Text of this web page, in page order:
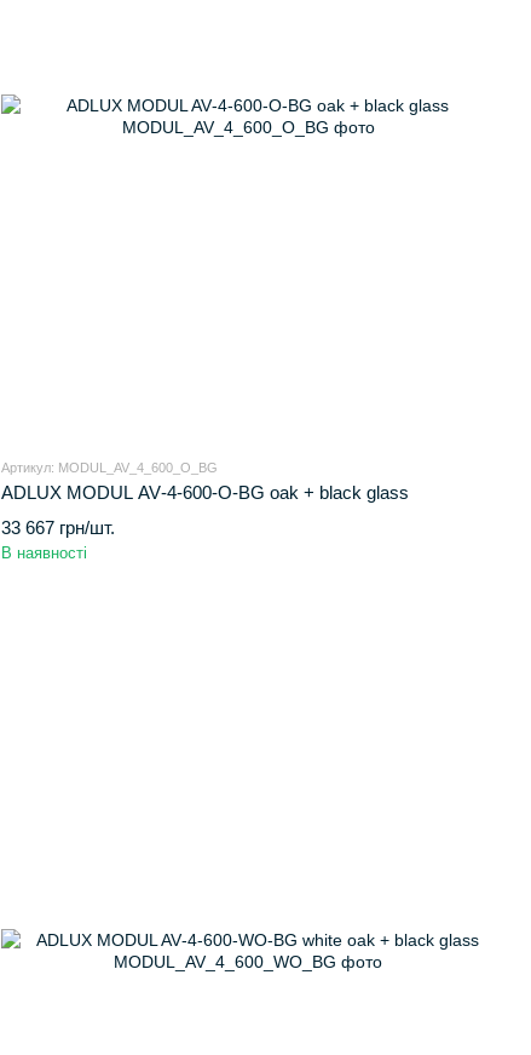
Артикул: MODUL_AV_4_600_O_BG
ADLUX MODUL AV‑4‑600‑O‑BG oak + black glass
33 667 грн/шт.
В наявності